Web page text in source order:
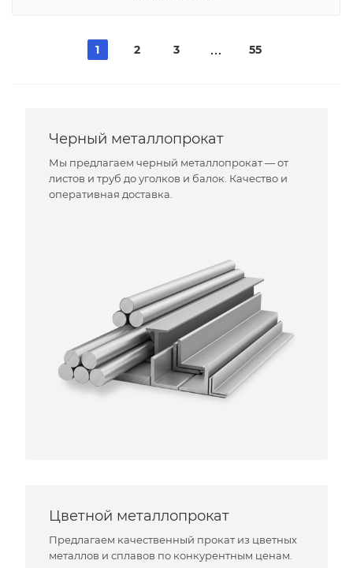
1 2 3 55
Черный металлопрокат
Мы предлагаем черный металлопрокат — от
листов и труб до уголков и балок. Качество и
оперативная доставка.
Цветной металлопрокат
Предлагаем качественный прокат из цветных
металлов и сплавов по конкурентным ценам.